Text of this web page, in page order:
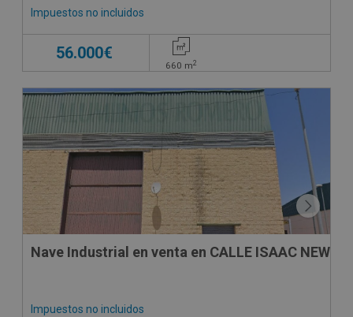
Impuestos no incluidos
56.000€
660 m2
CESIÓN DE REMATE
Nave Industrial en venta en CALLE ISAAC
Impuestos no incluidos